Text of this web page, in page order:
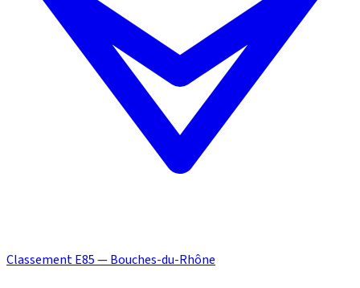
Classement E85 — Bouches-du-Rhône